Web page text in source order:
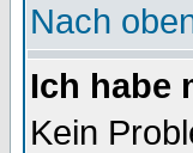
Nach
Ich habe
Kein